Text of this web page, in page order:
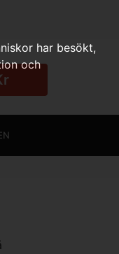
har besökt,
och